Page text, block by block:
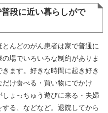
段に近い暮らしがで
んどのがん患者は家で普通に
場でいろいろな制約がありま
ます。好きな時間に起き好き
け食べる・買い物にでかけ
ょっちゅう遊びに来る・夫婦
る、などなど。退院してから